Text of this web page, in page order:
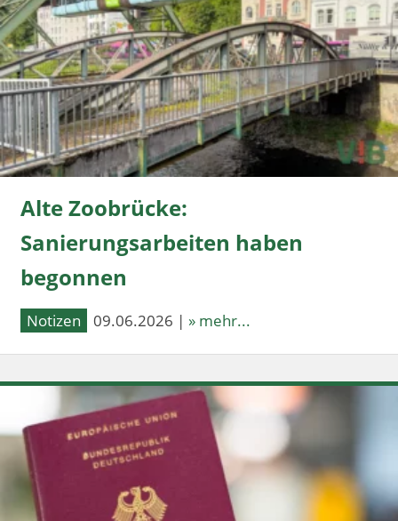
Alte Zoobrücke:
Sanierungsarbeiten haben
begonnen
Notizen 09.06.2026 | » mehr...